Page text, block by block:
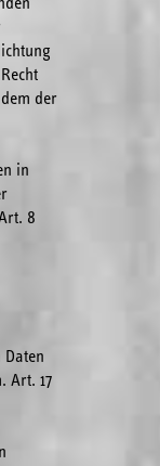
der
in
8
Daten
Art. 17